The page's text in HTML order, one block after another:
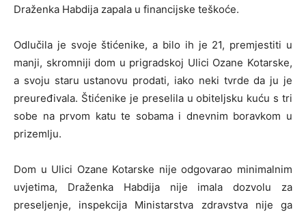
Draženka Habdija zapala u financijske teškoće.
Odlučila je svoje štićenike, a bilo ih je 21, premjestiti u
manji, skromniji dom u prigradskoj Ulici Ozane Kotarske,
a svoju staru ustanovu prodati, iako neki tvrde da ju je
preuređivala. Štićenike je preselila u obiteljsku kuću s tri
sobe na prvom katu te sobama i dnevnim boravkom u
prizemlju.
Dom u Ulici Ozane Kotarske nije odgovarao minimalnim
uvjetima, Draženka Habdija nije imala dozvolu za
preseljenje, inspekcija Ministarstva zdravstva nije ga